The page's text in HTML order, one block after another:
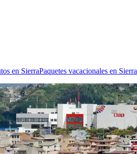
en SierraPaquetes vacacionales en Sierra